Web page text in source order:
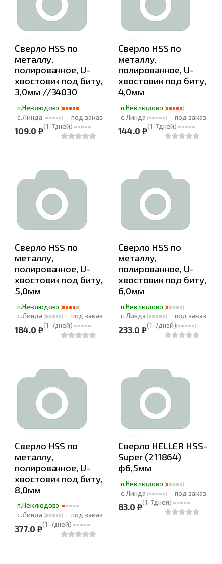
Сверло HSS по
металлу,
полированное, U-
хвостовик под биту,
3,0мм //34030
п.Неклюдово
с.Линда
под заказ
(1-7дней)
109.0 ₽
Сверло HSS по
металлу,
полированное, U-
хвостовик под биту,
4,0мм
п.Неклюдово
с.Линда
под заказ
(1-7дней)
144.0 ₽
Сверло HSS по
металлу,
полированное, U-
хвостовик под биту,
5,0мм
п.Неклюдово
с.Линда
под заказ
(1-7дней)
184.0 ₽
Сверло HSS по
металлу,
полированное, U-
хвостовик под биту,
6,0мм
п.Неклюдово
с.Линда
под заказ
(1-7дней)
233.0 ₽
Сверло HSS по
металлу,
полированное, U-
хвостовик под биту,
8,0мм
п.Неклюдово
с.Линда
под заказ
(1-7дней)
377.0 ₽
Сверло HELLER HSS-
Super (211864)
ф6,5мм
п.Неклюдово
с.Линда
под заказ
(1-7дней)
83.0 ₽